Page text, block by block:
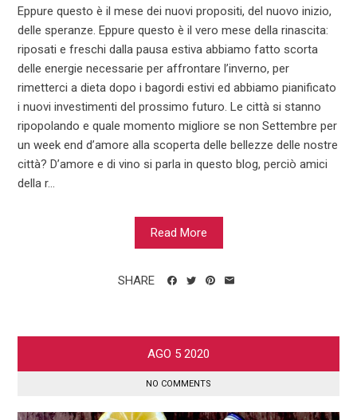
Eppure questo è il mese dei nuovi propositi, del nuovo inizio,
delle speranze. Eppure questo è il vero mese della rinascita:
riposati e freschi dalla pausa estiva abbiamo fatto scorta
delle energie necessarie per affrontare l’inverno, per
rimetterci a dieta dopo i bagordi estivi ed abbiamo pianificato
i nuovi investimenti del prossimo futuro. Le città si stanno
ripopolando e quale momento migliore se non Settembre per
un week end d’amore alla scoperta delle bellezze delle nostre
città? D’amore e di vino si parla in questo blog, perciò amici
della r...
Read More
SHARE
AGO 5 2020
NO COMMENTS